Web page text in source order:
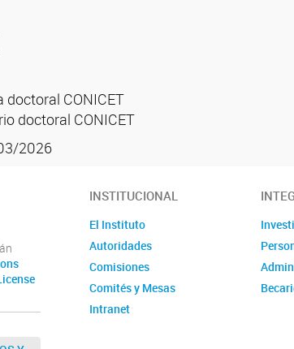
doctoral CONICET
doctoral CONICET
2026
INSTITUCIONAL
El Instituto
Autoridades
Comisiones
Comités y Mesas
Intranet